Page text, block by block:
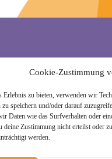
Cookie-Zustimmung
Erlebnis zu bieten, verwenden wir
speichern und/oder darauf
Daten wie das Surfverhalten oder
deine Zustimmung nicht erteilst oder
werden.
abmelden. Alle